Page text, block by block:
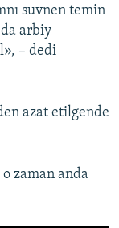
suvnen temin
arbiy
– dedi
azat etilgende
o zaman anda